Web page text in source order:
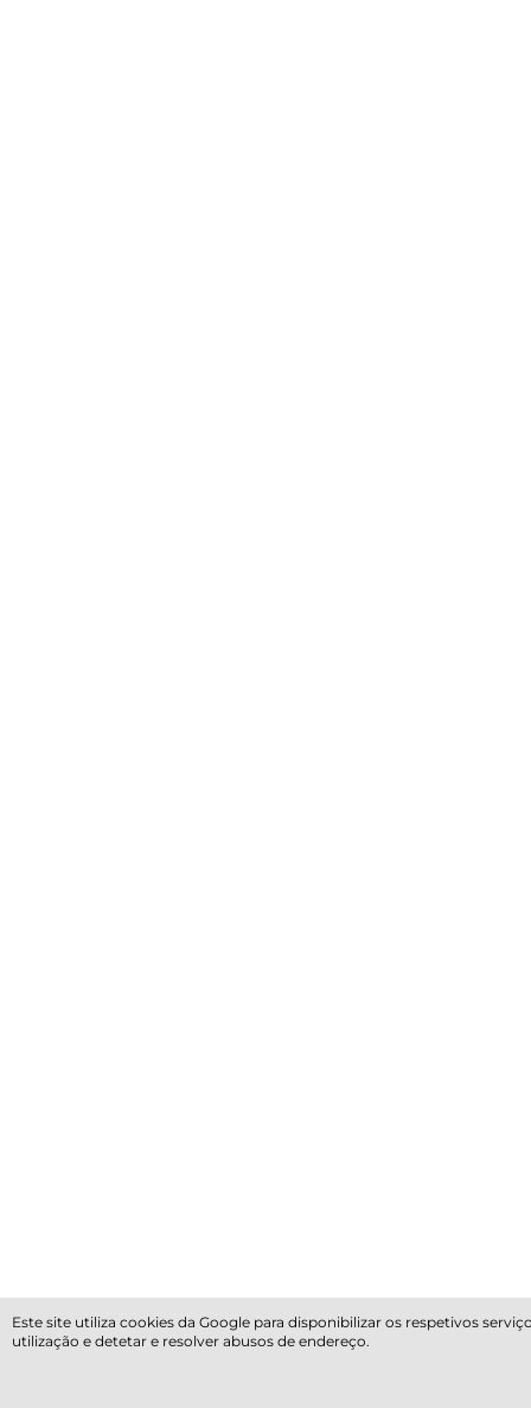
Este site utiliza cookies da Google para disponibilizar os respetivos
utilização e detetar e resolver abusos de endereço.